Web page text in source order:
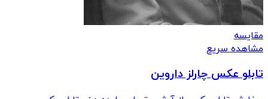
مقایسه
مشاهده سریع
تابلو عکس چارلز داروین